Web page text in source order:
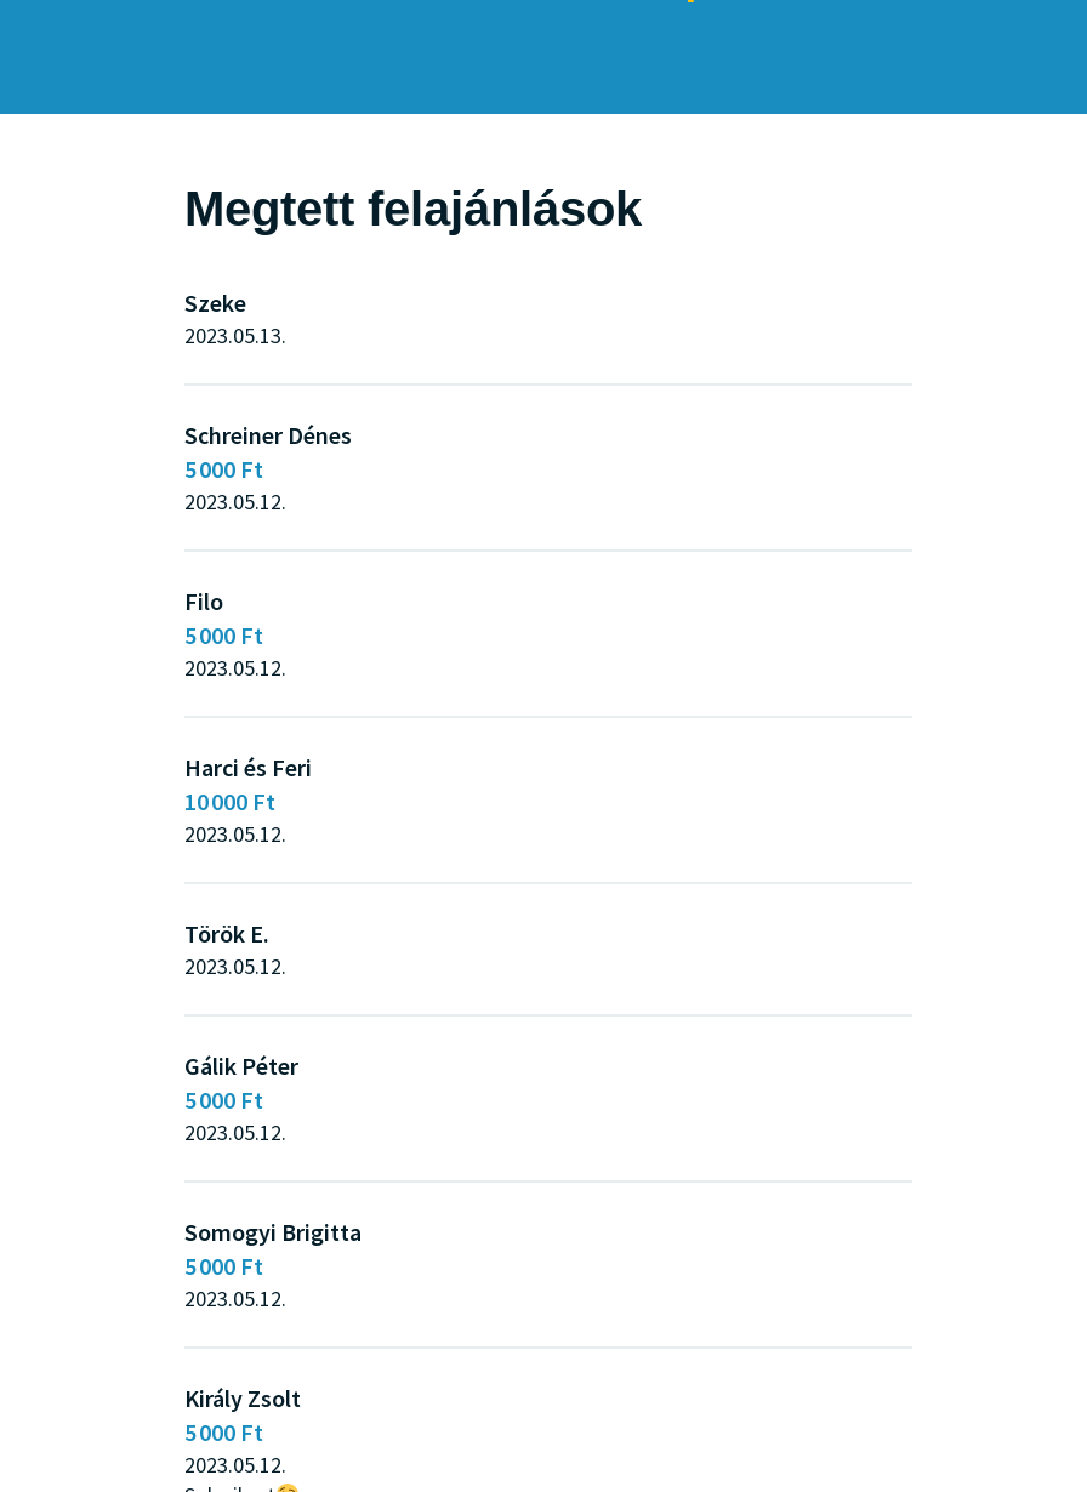
Megtett felajánlások
Szeke
2023.05.13.
Schreiner Dénes
5 000 Ft
2023.05.12.
Filo
5 000 Ft
2023.05.12.
Harci és Feri
10 000 Ft
2023.05.12.
Török E.
2023.05.12.
Gálik Péter
5 000 Ft
2023.05.12.
Somogyi Brigitta
5 000 Ft
2023.05.12.
Király Zsolt
5 000 Ft
2023.05.12.